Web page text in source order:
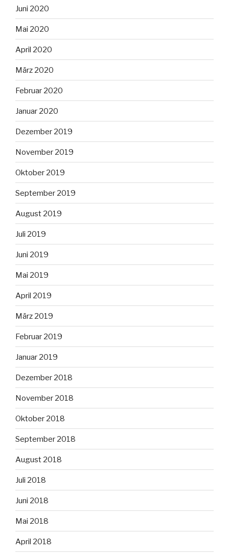
Juni 2020
Mai 2020
April 2020
März 2020
Februar 2020
Januar 2020
Dezember 2019
November 2019
Oktober 2019
September 2019
August 2019
Juli 2019
Juni 2019
Mai 2019
April 2019
März 2019
Februar 2019
Januar 2019
Dezember 2018
November 2018
Oktober 2018
September 2018
August 2018
Juli 2018
Juni 2018
Mai 2018
April 2018